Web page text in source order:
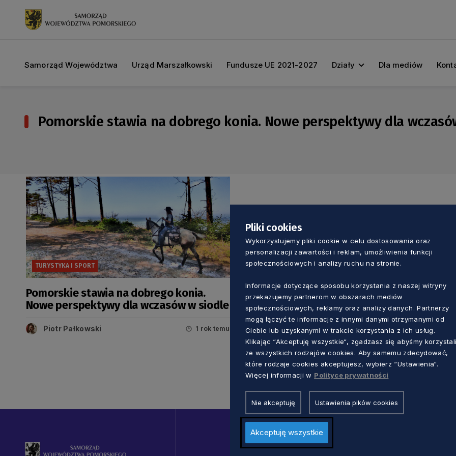
Samorząd Województwa Urząd Marszałkowski Fundusze UE 2021-2027 Działy Dla mediów
Pomorskie stawia na dobrego konia. Nowe perspektywy dla
TURYSTYKA I SPORT
Pomorskie stawia na dobrego konia.
Nowe perspektywy dla wczasów w siodle
Piotr Pałkowski 1 rok temu
Pliki cookies
Wykorzystujemy pliki cookie w celu dostosowania oraz
personalizacji zawartości i reklam, umożliwienia funkcji
społecznościowych i analizy ruchu na stronie.
Informacje dotyczące sposobu korzystania z naszej witryny
przekazujemy partnerom w obszarach mediów
społecznościowych, reklamy oraz analizy danych. Partnerzy
mogą łączyć te informacje z innymi danymi otrzymanymi od
Ciebie lub uzyskanymi w trakcie korzystania z ich usług.
Klikając “Akceptuję wszystkie“, zgadzasz się abyśmy korzystali
ze wszystkich rodzajów cookies. Aby samemu zdecydować,
które rodzaje cookies akceptujesz, wybierz “Ustawienia“.
Więcej informacji w Polityce prywatności
Nie akceptuję Ustawienia pików cookies
Akceptuję wszystkie